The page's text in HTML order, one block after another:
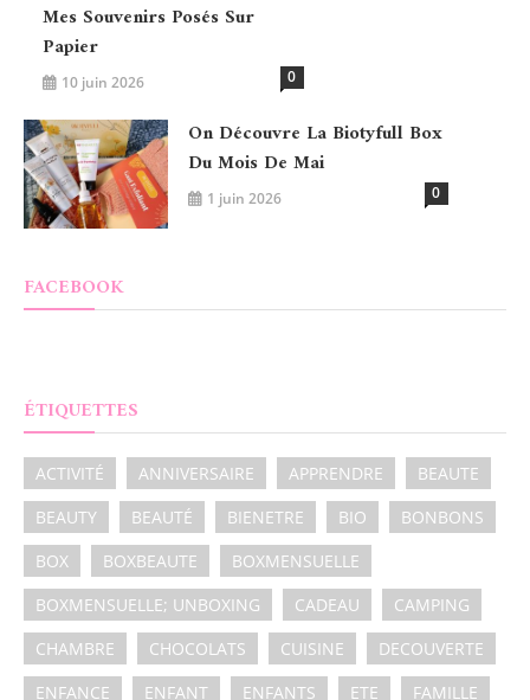
Mes Souvenirs Posés Sur
Papier
10 juin 2026 0
On Découvre La Biotyfull Box
Du Mois De Mai
1 juin 2026 0
FACEBOOK
ÉTIQUETTES
ACTIVITÉ ANNIVERSAIRE APPRENDRE
BEAUTE
BEAUTY
BEAUTÉ BIENETRE BIO
BONBONS
BOX
BOXBEAUTE
BOXMENSUELLE
BOXMENSUELLE; UNBOXING
CADEAU
CAMPING
CHAMBRE
CHOCOLATS CUISINE
DECOUVERTE
ENFANCE
ENFANT ENFANTS ETE FAMILLE